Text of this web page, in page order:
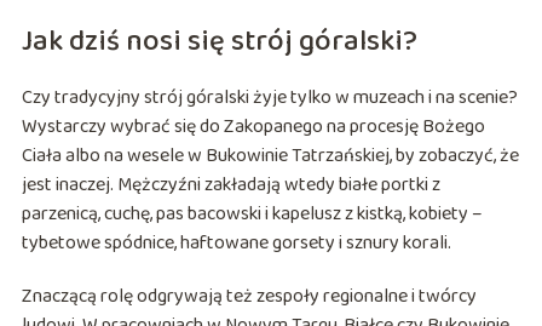
Jak dziś nosi się strój góralski?
Czy tradycyjny strój góralski żyje tylko w muzeach i na scenie?
Wystarczy wybrać się do Zakopanego na procesję Bożego
Ciała albo na wesele w Bukowinie Tatrzańskiej, by zobaczyć, że
jest inaczej. Mężczyźni zakładają wtedy białe portki z
parzenicą, cuchę, pas bacowski i kapelusz z kistką, kobiety –
tybetowe spódnice, haftowane gorsety i sznury korali.
Znaczącą rolę odgrywają też zespoły regionalne i twórcy